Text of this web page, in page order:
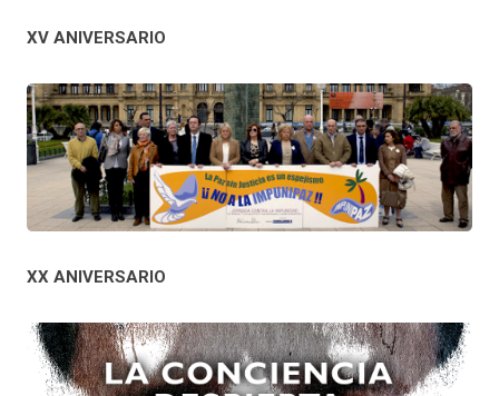
XV ANIVERSARIO
XX ANIVERSARIO